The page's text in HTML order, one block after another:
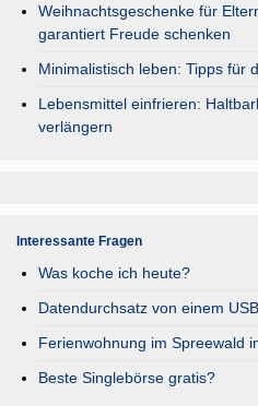
Weihnachtsgeschenke für
garantiert Freude schenken
Minimalistisch leben: Tipps für
Lebensmittel einfrieren:
verlängern
Interessante Fragen
Was koche ich heute?
Datendurchsatz von einem
Ferienwohnung im Spreewald
Beste Singlebörse gratis?